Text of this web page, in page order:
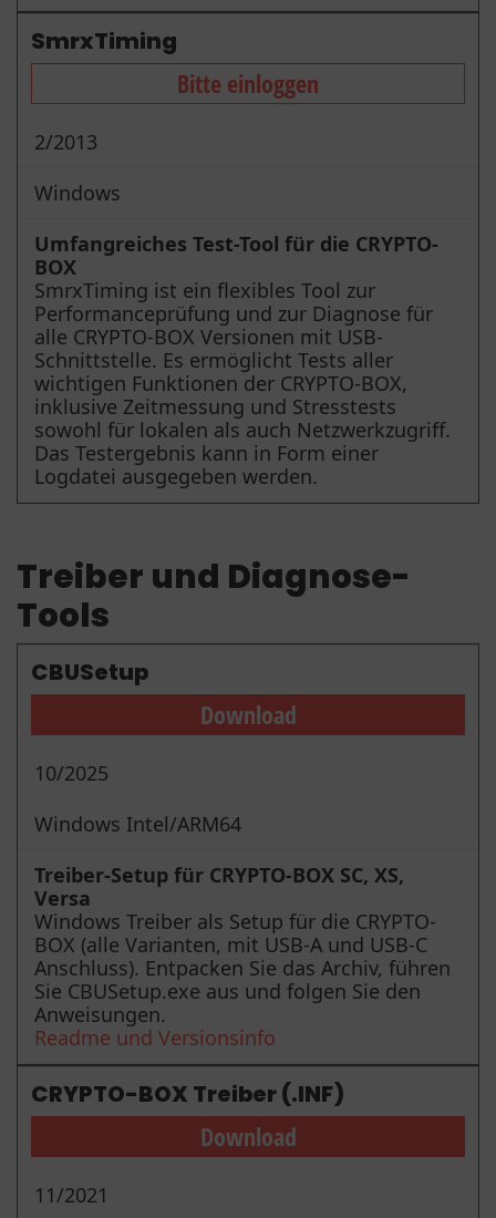
SmrxTiming
Bitte einloggen
2/2013
Windows
Umfangreiches Test-Tool für die CRYPTO-
BOX
SmrxTiming ist ein flexibles Tool zur
Performanceprüfung und zur Diagnose für
alle CRYPTO-BOX Versionen mit USB-
Schnittstelle. Es ermöglicht Tests aller
wichtigen Funktionen der CRYPTO-BOX,
inklusive Zeitmessung und Stresstests
sowohl für lokalen als auch Netzwerkzugriff.
Das Testergebnis kann in Form einer
Logdatei ausgegeben werden.
Treiber und Diagnose-
Tools
CBUSetup
Download
10/2025
Windows Intel/ARM64
Treiber-Setup für CRYPTO-BOX SC, XS,
Versa
Windows Treiber als Setup für die CRYPTO-
BOX (alle Varianten, mit USB-A und USB-C
Anschluss). Entpacken Sie das Archiv, führen
Sie CBUSetup.exe aus und folgen Sie den
Anweisungen.
Readme und Versionsinfo
CRYPTO-BOX Treiber (.INF)
Download
11/2021